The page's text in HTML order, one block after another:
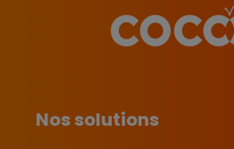
Nos solutions